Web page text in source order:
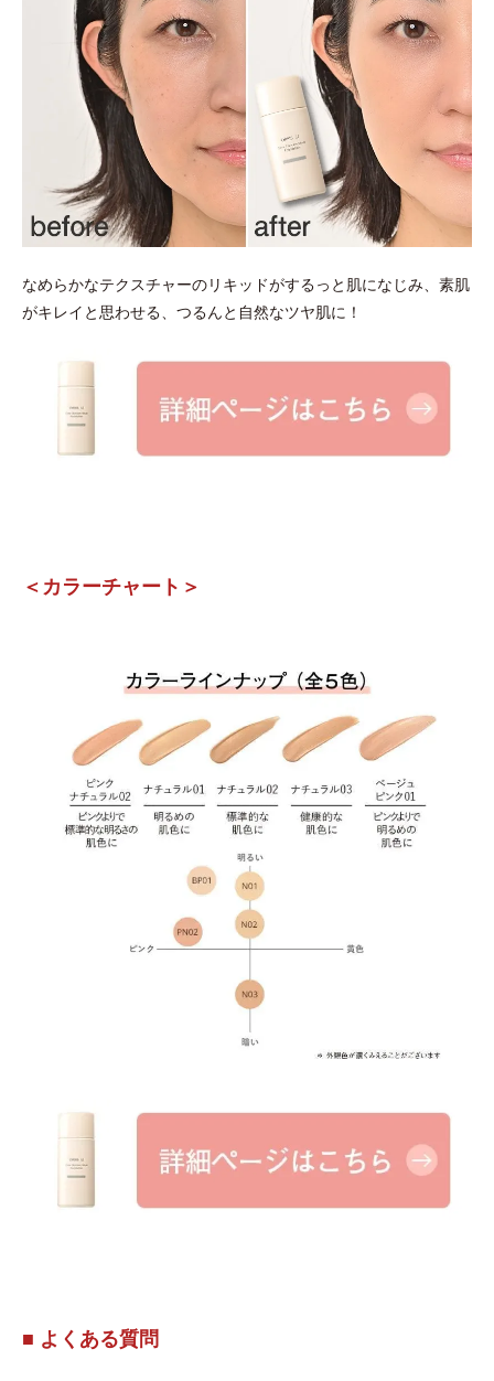
なめらかなテクスチャーのリキッドがするっと肌になじみ、素肌
がキレイと思わせる、つるんと自然なツヤ肌に！
＜カラーチャート＞
■ よくある質問